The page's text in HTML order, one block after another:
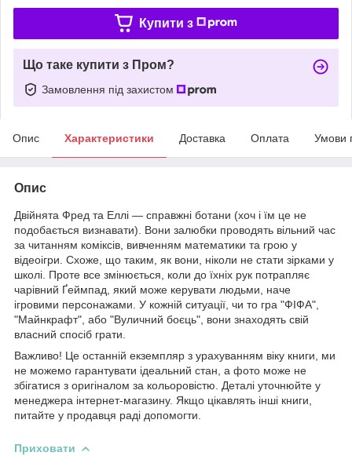
Купити з
Що таке купити з Пром?
Замовлення під захистом
Опис Характеристики Доставка Оплата Умови
Опис
Двійнята Фред та Еллі — справжні ботани (хоч і їм це не
подобається визнавати). Вони залюбки проводять вільний час
за читанням коміксів, вивченням математики та грою у
відеоігри. Схоже, що таким, як вони, ніколи не стати зірками у
школі. Проте все змінюється, коли до їхніх рук потрапляє
чарівний Ґеймпад, який може керувати людьми, наче
ігровими персонажами. У кожній ситуації, чи то гра "ФІФА",
"Майнкрафт", або "Вуличний боєць", вони знаходять свій
власний спосіб грати.
Важливо! Це останній екземпляр з урахуванням віку книги, ми
не можемо гарантувати ідеальний стан, а фото може не
збігатися з оригіналом за кольоровістю. Деталі уточнюйте у
менеджера інтернет-магазину. Якщо цікавлять інші книги,
питайте у продавця раді допомогти.
Приховати